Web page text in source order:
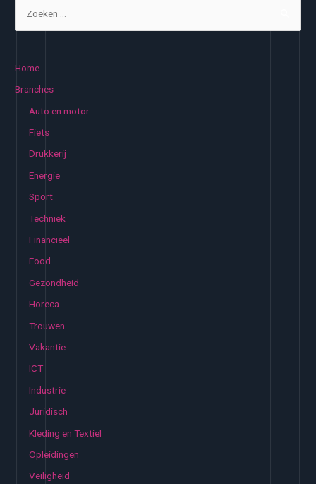
Home
Branches
Auto en motor
Fiets
Drukkerij
Energie
Sport
Techniek
Financieel
Food
Gezondheid
Horeca
Trouwen
Vakantie
ICT
Industrie
Juridisch
Kleding en Textiel
Opleidingen
Veiligheid